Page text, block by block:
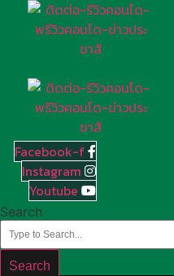
Facebook-f
Instagram
Youtube
Search
Search